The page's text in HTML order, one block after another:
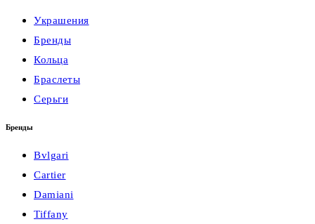
Украшения
Бренды
Кольца
Браслеты
Серьги
Бренды
Bvlgari
Cartier
Damiani
Tiffany